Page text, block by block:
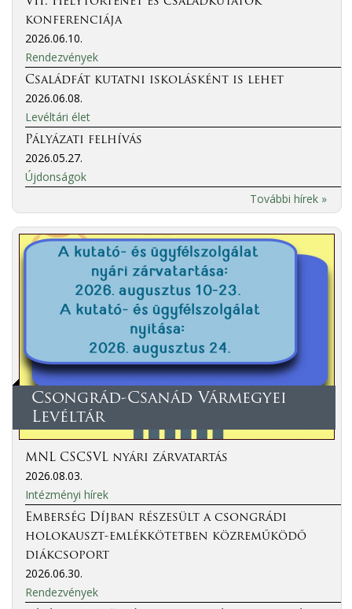
konferenciája
2026.06.10.
Rendezvények
Családfát kutatni iskolásként is lehet
2026.06.08.
Levéltári élet
Pályázati felhívás
2026.05.27.
Újdonságok
További hírek »
Csongrád-Csanád Vármegyei
Levéltár
MNL CSCSVL nyári zárvatartás
2026.08.03.
Intézményi hírek
Emberség Díjban részesült a csongrádi
holokauszt-emlékkötetben közreműködő
diákcsoport
2026.06.30.
Rendezvények